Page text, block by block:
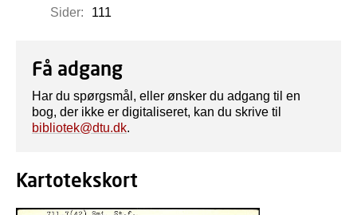
Sider:
111
Få adgang
Har du spørgsmål, eller ønsker du adgang til en
bog, der ikke er digitaliseret, kan du skrive til
bibliotek@dtu.dk.
Kartotekskort